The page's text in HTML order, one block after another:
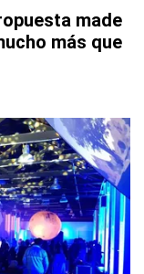
made
más que